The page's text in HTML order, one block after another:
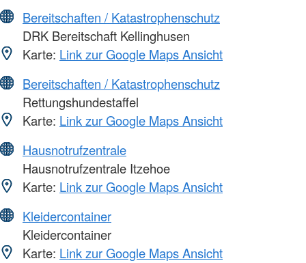
Bereitschaften / Katastrophenschutz
DRK Bereitschaft Kellinghusen
Karte: Link zur Google Maps Ansicht
Bereitschaften / Katastrophenschutz
Rettungshundestaffel
Karte: Link zur Google Maps Ansicht
Hausnotrufzentrale
Hausnotrufzentrale Itzehoe
Karte: Link zur Google Maps Ansicht
Kleidercontainer
Kleidercontainer
Karte: Link zur Google Maps Ansicht